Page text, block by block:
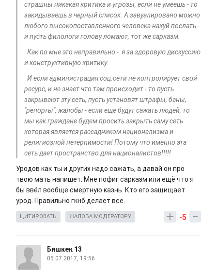
страшны никакая критика и угрозы, если не умеешь - то
закидываешь в черный список. А завуалировано можно
любого высокопоставленного человека накуй послать -
и пусть филологи голову ломают, тот же сарказм.
Как по мне это неправильно - я за здоровую дискуссию
и конструктивную критику.
И если администрация соц.сети не контролирует свой
ресурс, и не знает что там происходит - то пусть
закрывают эту сеть, пусть установят штрафы, баны,
"репорты", жалобы - если еще будут сажать людей, то
мы как граждане будем просить закрыть саму сеть
которая является рассадником национализма и
религиозной нетерпимости! Потому что именно эта
сеть дает пространство для националистов!!!!!
Уродов как ты и других надо сажать, а давай он про
твою мать напишет. Мне пофиг сарказм или ещё что я
бы ввёл вообще смертную казнь. Кто его защищает
урод. Правильно гкнб делает всё.
-5
ЦИТИРОВАТЬ ЖАЛОБА МОДЕРАТОРУ
Бишкек 13
05.07.2017, 19:56